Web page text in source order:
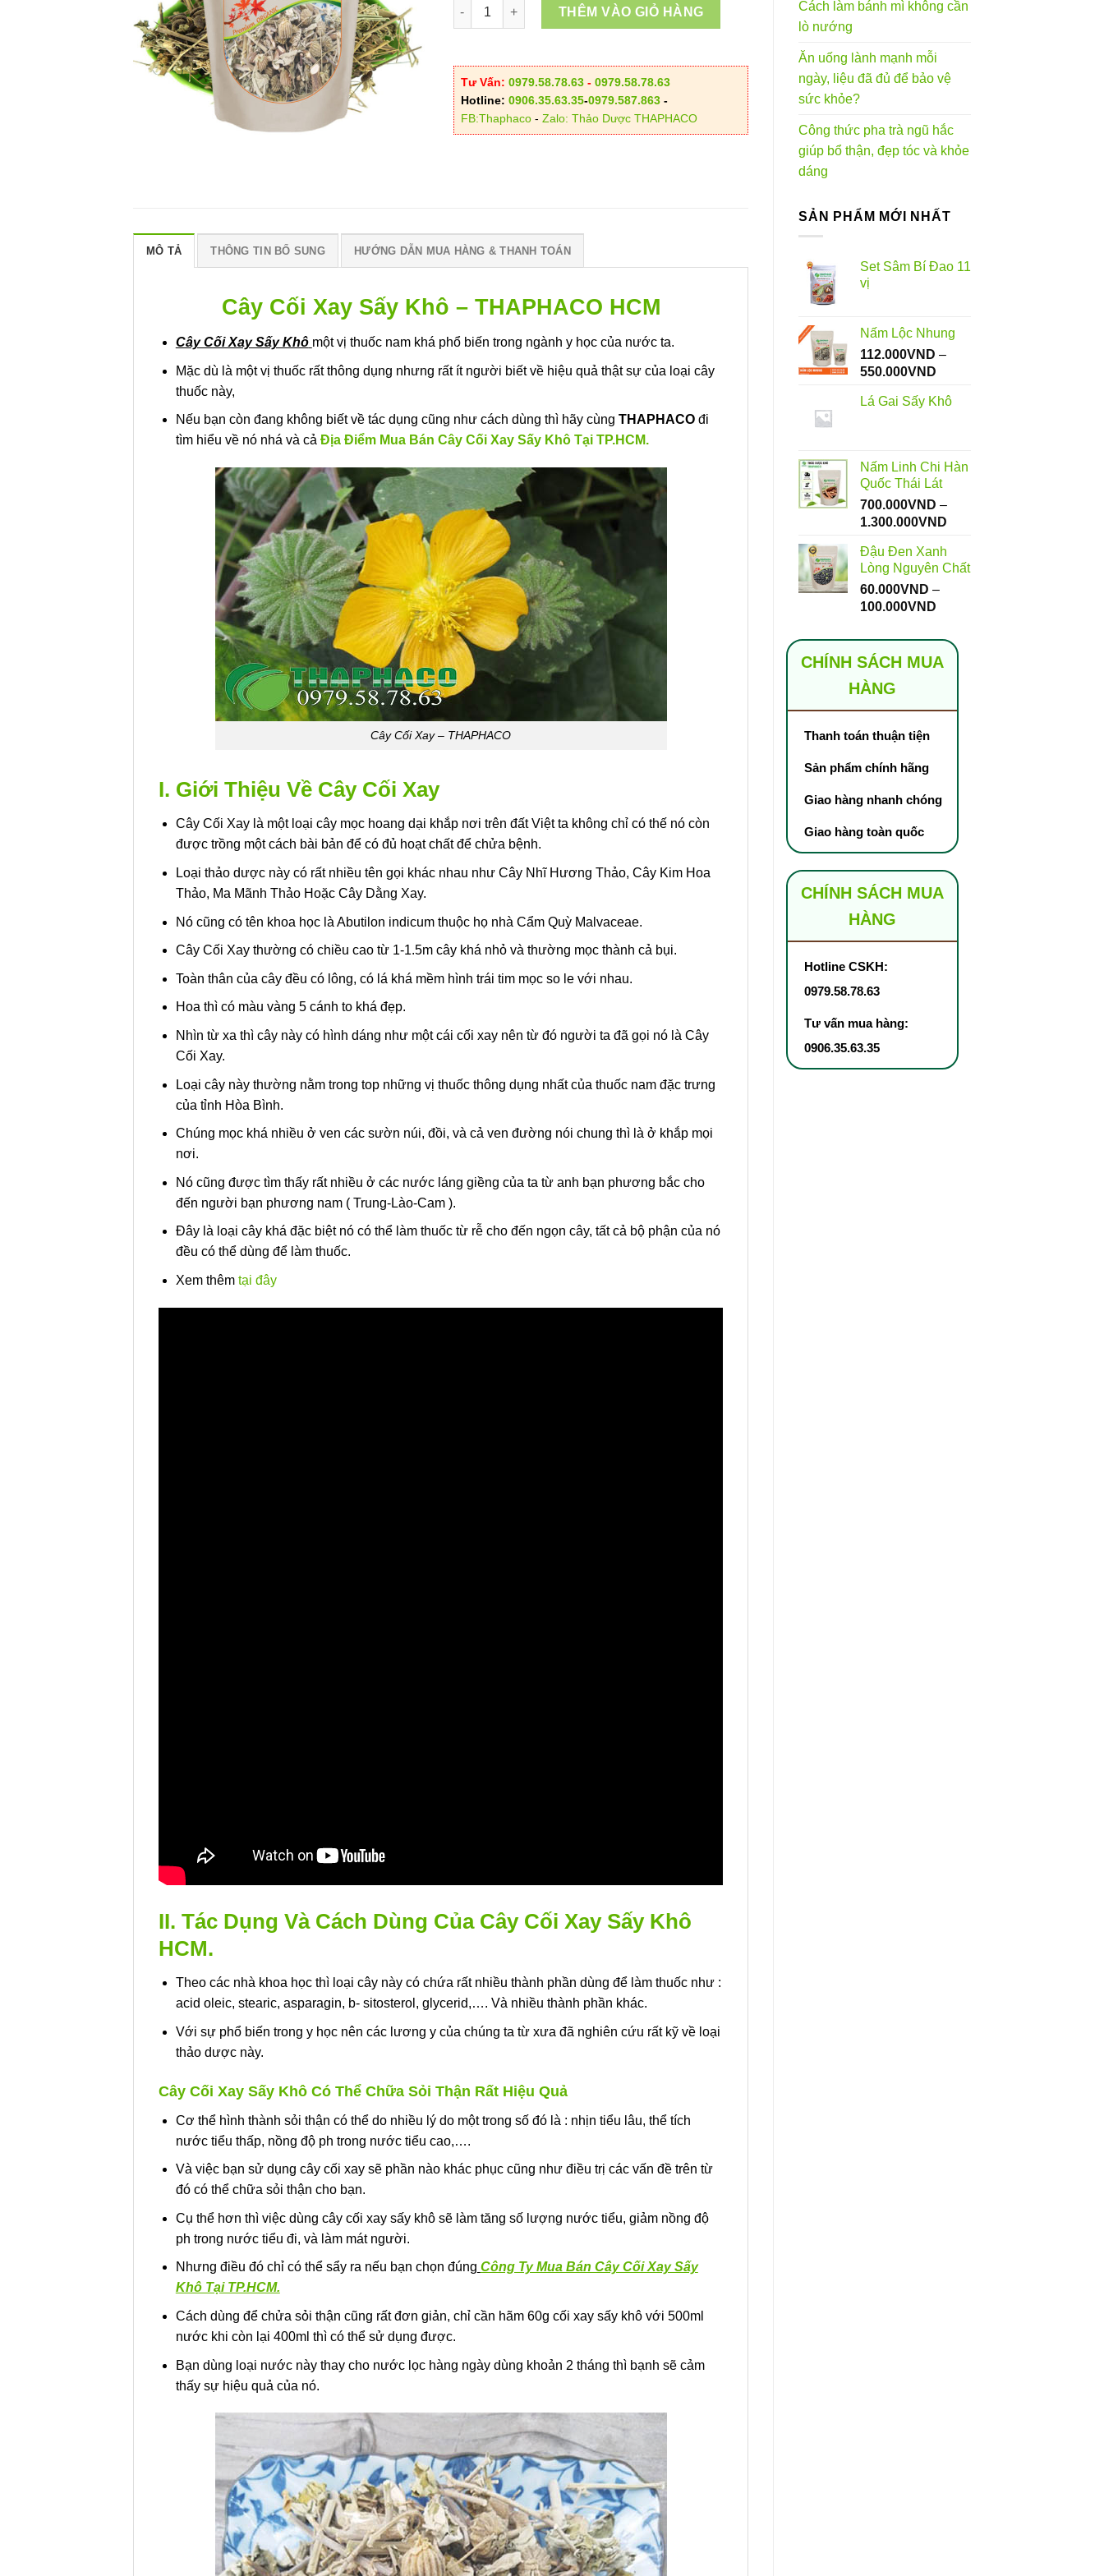
Cách làm bánh mì không cần
lò nướng
Ăn uống lành mạnh mỗi
ngày, liệu đã đủ để bảo vệ
sức khỏe?
Công thức pha trà ngũ hắc
giúp bổ thận, đẹp tóc và khỏe
dáng
SẢN PHẨM MỚI NHẤT
Set Sâm Bí Đao 11
vị
Nấm Lộc Nhung
112.000VND –
550.000VND
từ
Lá Gai Sấy Khô
Nấm Linh Chi Hàn
Quốc Thái Lát
700.000VND –
1.300.000VND
700.000VND
Đậu Đen Xanh
Lòng Nguyên Chất
60.000VND –
100.000VND
từ
60.000VND
CHÍNH SÁCH MUA
HÀNG
Thanh toán thuận tiện
Sản phẩm chính hãng
Giao hàng nhanh chóng
Giao hàng toàn quốc
CHÍNH SÁCH MUA
HÀNG
Hotline CSKH:
0979.58.78.63
Tư vấn mua hàng:
0906.35.63.35
120.000VND
Cối Xay Sấy Khô số lượng
THÊM VÀO GIỎ HÀNG
Tư Vấn: 0979.58.78.63- 0979.58.78.63
Hotline: 0906.35.63.35-0979.587.863-
FB:Thaphaco- Zalo: Thảo Dược THAPHACO
MÔ TẢ THÔNG TIN BỔ SUNG HƯỚNG DẪN MUA HÀNG & THANH TOÁN
Cây Cối Xay Sấy Khô – THAPHACO HCM
Cây Cối Xay Sấy Khô một vị thuốc nam khá phổ biến trong ngành y học của nước ta.
Mặc dù là một vị thuốc rất thông dụng nhưng rất ít người biết về hiệu quả thật sự của loại cây
thuốc này,
Nếu bạn còn đang không biết về tác dụng cũng như cách dùng thì hãy cùng THAPHACOđi
tìm hiểu về nó nhá và cả Địa Điểm Mua Bán Cây Cối Xay Sấy Khô Tại TP.HCM.
Cây Cối Xay – THAPHACO
I. Giới Thiệu Về Cây Cối Xay
Cây Cối Xay là một loại cây mọc hoang dại khắp nơi trên đất Việt ta không chỉ có thế nó còn
được trồng một cách bài bản để có đủ hoạt chất để chửa bệnh.
Loại thảo dược này có rất nhiều tên gọi khác nhau như Cây Nhĩ Hương Thảo, Cây Kim Hoa
Thảo, Ma Mãnh Thảo Hoặc Cây Dằng Xay.
Nó cũng có tên khoa học là Abutilon indicum thuộc họ nhà Cẩm Quỳ Malvaceae.
Cây Cối Xay thường có chiều cao từ 1-1.5m cây khá nhỏ và thường mọc thành cả bụi.
Toàn thân của cây đều có lông, có lá khá mềm hình trái tim mọc so le với nhau.
Hoa thì có màu vàng 5 cánh to khá đẹp.
Nhìn từ xa thì cây này có hình dáng như một cái cối xay nên từ đó người ta đã gọi nó là Cây
Cối Xay.
Loại cây này thường nằm trong top những vị thuốc thông dụng nhất của thuốc nam đặc trưng
của tỉnh Hòa Bình.
Chúng mọc khá nhiều ở ven các sườn núi, đồi, và cả ven đường nói chung thì là ở khắp mọi
nơi.
Nó cũng được tìm thấy rất nhiều ở các nước láng giềng của ta từ anh bạn phương bắc cho
đến người bạn phương nam ( Trung-Lào-Cam ).
Đây là loại cây khá đặc biệt nó có thể làm thuốc từ rễ cho đến ngọn cây, tất cả bộ phận của nó
đều có thể dùng để làm thuốc.
Xem thêm tại đây
II. Tác Dụng Và Cách Dùng Của Cây Cối Xay Sấy Khô
HCM.
Theo các nhà khoa học thì loại cây này có chứa rất nhiều thành phần dùng để làm thuốc như :
acid oleic, stearic, asparagin, b- sitosterol, glycerid,…. Và nhiều thành phần khác.
Với sự phổ biến trong y học nên các lương y của chúng ta từ xưa đã nghiên cứu rất kỹ về loại
thảo dược này.
Cây Cối Xay Sấy Khô Có Thể Chữa Sỏi Thận Rất Hiệu Quả
Cơ thể hình thành sỏi thận có thể do nhiều lý do một trong số đó là : nhịn tiểu lâu, thể tích
nước tiểu thấp, nồng độ ph trong nước tiểu cao,….
Và việc bạn sử dụng cây cối xay sẽ phần nào khác phục cũng như điều trị các vấn đề trên từ
đó có thể chữa sỏi thận cho bạn.
Cụ thể hơn thì việc dùng cây cối xay sấy khô sẽ làm tăng số lượng nước tiểu, giảm nồng độ
ph trong nước tiểu đi, và làm mát người.
Nhưng điều đó chỉ có thể sẩy ra nếu bạn chọn đúng Công Ty Mua Bán Cây Cối Xay Sấy
Khô Tại TP.HCM.
Cách dùng để chửa sỏi thận cũng rất đơn giản, chỉ cần hãm 60g cối xay sấy khô với 500ml
nước khi còn lại 400ml thì có thể sử dụng được.
Bạn dùng loại nước này thay cho nước lọc hàng ngày dùng khoản 2 tháng thì bạnh sẽ cảm
thấy sự hiệu quả của nó.